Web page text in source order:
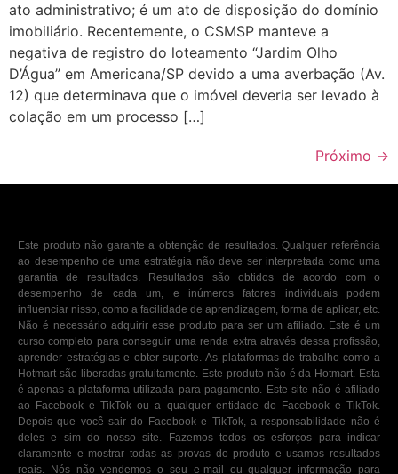
ato administrativo; é um ato de disposição do domínio
imobiliário. Recentemente, o CSMSP manteve a
negativa de registro do loteamento “Jardim Olho
D’Água” em Americana/SP devido a uma averbação (Av.
12) que determinava que o imóvel deveria ser levado à
colação em um processo […]
Próximo →
Este produto não garante a obtenção de resultados. Qualquer referência
ao desempenho de uma estratégia não deve ser interpretada como uma
garantia de resultados. Resultados são obtidos de acordo com o
desempenho de cada um, e inúmeros fatores individuais podem
influenciar nisso, como a facilidade de aprendizagem, forma de aplicar, etc.
Não é necessário adquirir esse produto para ser um afiliado. Este é um
curso completo para conseguir uma renda extra através dessa profissão,
aprender estratégias e obter suporte. As plataformas de trabalho como a
Hotmart são liberadas gratuitamente. Este produto não é da Hotmart. Esta
é apenas a plataforma utilizada para pagamento. Este site não é afiliado
ao Facebook e TikTok ou a qualquer entidade do Facebook e TikTok.
Depois que você sair do Facebook e TikTok, a responsabilidade não é
deles e sim do nosso site. Fazemos todos os esforços para indicar
claramente e mostrar todas as provas do produto e usamos resultados
reais. Nós não vendemos o seu e-mail ou qualquer informação para